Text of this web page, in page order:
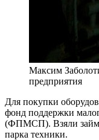
Максим
предприятия
Для покупки
фонд поддержки
(ФПМСП). Взяли займ.
парка техники.